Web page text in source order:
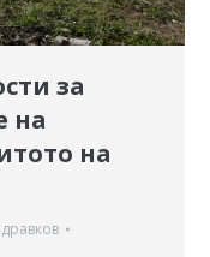
за
на
на